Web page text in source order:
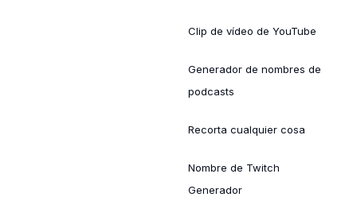
Clip de vídeo de YouTube
Generador de nombres de
podcasts
Recorta cualquier cosa
Nombre de Twitch
Generador